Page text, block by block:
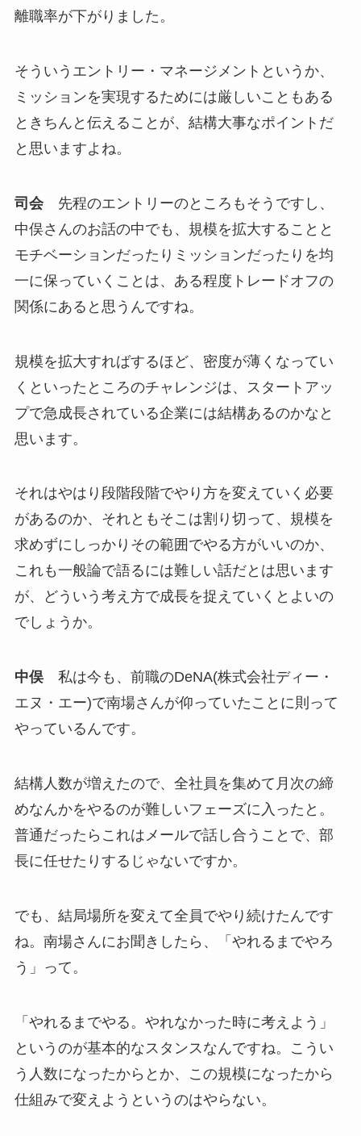
離職率が下がりました。
そういうエントリー・マネージメントというか、
ミッションを実現するためには厳しいこともある
ときちんと伝えることが、結構大事なポイントだ
と思いますよね。
司会先程のエントリーのところもそうですし、
中俣さんのお話の中でも、規模を拡大することと
モチベーションだったりミッションだったりを均
一に保っていくことは、ある程度トレードオフの
関係にあると思うんですね。
規模を拡大すればするほど、密度が薄くなってい
くといったところのチャレンジは、スタートアッ
プで急成長されている企業には結構あるのかなと
思います。
それはやはり段階段階でやり方を変えていく必要
があるのか、それともそこは割り切って、規模を
求めずにしっかりその範囲でやる方がいいのか、
これも一般論で語るには難しい話だとは思います
が、どういう考え方で成長を捉えていくとよいの
でしょうか。
中俣私は今も、前職のDeNA(株式会社ディー・
エヌ・エー)で南場さんが仰っていたことに則って
やっているんです。
結構人数が増えたので、全社員を集めて月次の締
めなんかをやるのが難しいフェーズに入ったと。
普通だったらこれはメールで話し合うことで、部
長に任せたりするじゃないですか。
でも、結局場所を変えて全員でやり続けたんです
ね。南場さんにお聞きしたら、「やれるまでやろ
う」って。
「やれるまでやる。やれなかった時に考えよう」
というのが基本的なスタンスなんですね。こうい
う人数になったからとか、この規模になったから
仕組みで変えようというのはやらない。